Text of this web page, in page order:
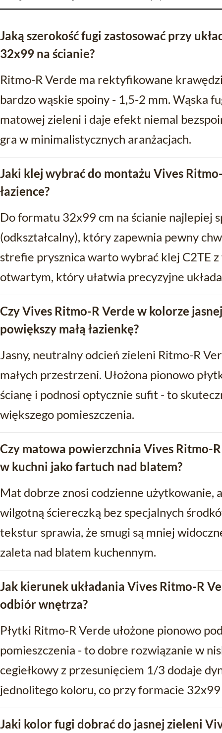
Jaką szerokość fugi zastosować przy
32x99 na ścianie?
Ritmo-R Verde ma rektyfikowane
bardzo wąskie spoiny - 1,5-2 mm. Wąska
matowej zieleni i daje efekt niemal
gra w minimalistycznych aranżacjach.
Jaki klej wybrać do montażu Vives
łazience?
Do formatu 32x99 cm na ścianie najlepiej
(odkształcalny), który zapewnia pewny
strefie prysznica warto wybrać klej C2TE z
otwartym, który ułatwia precyzyjne
Czy Vives Ritmo-R Verde w kolorze
powiększy małą łazienkę?
Jasny, neutralny odcień zieleni Ritmo-R
małych przestrzeni. Ułożona pionowo
ścianę i podnosi optycznie sufit - to
większego pomieszczenia.
Czy matowa powierzchnia Vives Ritmo-
w kuchni jako fartuch nad blatem?
Mat dobrze znosi codzienne użytkowanie,
wilgotną ściereczką bez specjalnych
tekstur sprawia, że smugi są mniej
zaleta nad blatem kuchennym.
Jak kierunek układania Vives Ritmo-R
odbiór wnętrza?
Płytki Ritmo-R Verde ułożone pionowo
pomieszczenia - to dobre rozwiązanie w
cegiełkowy z przesunięciem 1/3 dodaje
jednolitego koloru, co przy formacie
Jaki kolor fugi dobrać do jasnej zieleni